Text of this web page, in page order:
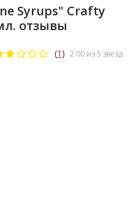
Syrups" Crafty
отзывы
(1 ) 2.00 из 5 звезд